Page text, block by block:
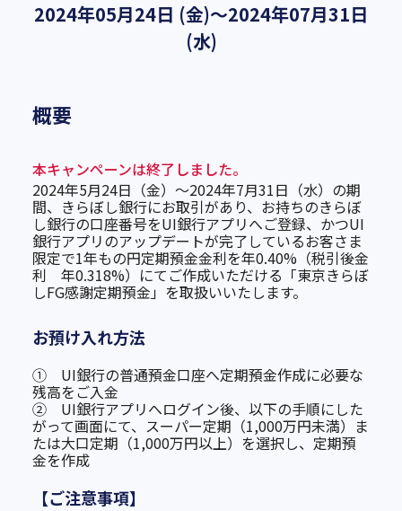
2024年05月24日 (金)～2024年07月31日
(水)
概要
本キャンペーンは終了しました。
2024年5月24日（金）～2024年7月31日（水）の期
間、きらぼし銀行にお取引があり、お持ちのきらぼ
し銀行の口座番号をUI銀行アプリへご登録、かつUI
銀行アプリのアップデートが完了しているお客さま
限定で1年もの円定期預金金利を年0.40%（税引後金
利 年0.318%）にてご作成いただける「東京きらぼ
しFG感謝定期預金」を取扱いいたします。
お預け入れ方法
① UI銀行の普通預金口座へ定期預金作成に必要な
残高をご入金
➁ UI銀行アプリへログイン後、以下の手順にした
がって画面にて、スーパー定期（1,000万円未満）ま
たは大口定期（1,000万円以上）を選択し、定期預
金を作成
【ご注意事項】